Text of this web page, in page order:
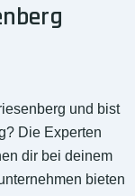
und bist
Die Experten
dir bei deinem
bieten